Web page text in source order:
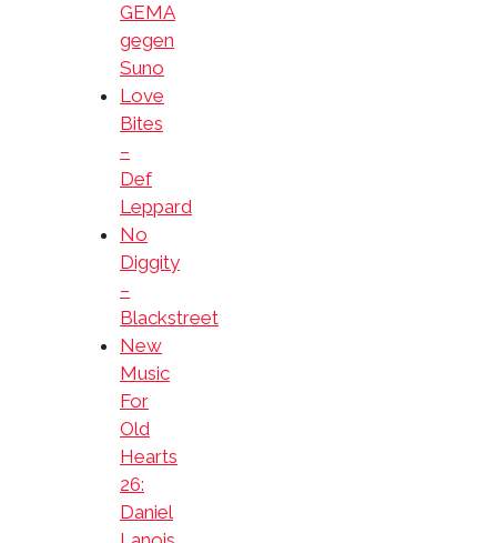
GEMA
gegen
Suno
Love
Bites
–
Def
Leppard
No
Diggity
–
Blackstreet
New
Music
For
Old
Hearts
26:
Daniel